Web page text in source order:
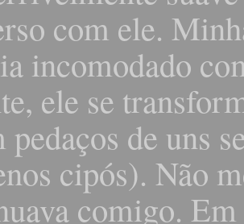
com ele.
incomodado
ele se
pedaços de uns
cipós). Não
comigo.